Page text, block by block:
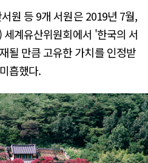
원 등 9개 서원은 2019년 7월,
세계유산위원회에서 '한국의 서
될 만큼 고유한 가치를 인정받
흡했다.